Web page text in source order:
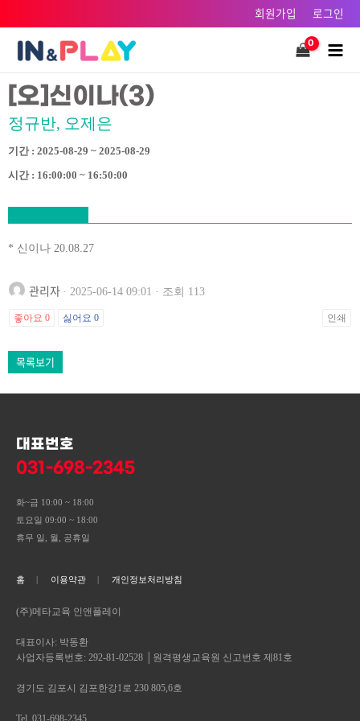
건너뛰기
회원가입 로그인
Main
[오]신이나(3)
정규반, 오제은
기간 : 2025-08-29 ~ 2025-08-29
시간 : 16:00:00 ~ 16:50:00
* 신이나 20.08.27
관리자 · 2025-06-14 09:01 · 조회 113
좋아요 0 싫어요 0 인쇄
목록보기
대표번호
031-698-2345
화~금 10:00 ~ 18:00
토요일 09:00 ~ 18:00
휴무 일, 월, 공휴일
홈 이용약관 개인정보처리방침
(주)메타교육 인앤플레이
대표이사: 박동환
사업자등록번호: 292-81-02528 │원격평생교육원 신고번호 제81호
경기도 김포시 김포한강1로 230 805,6호